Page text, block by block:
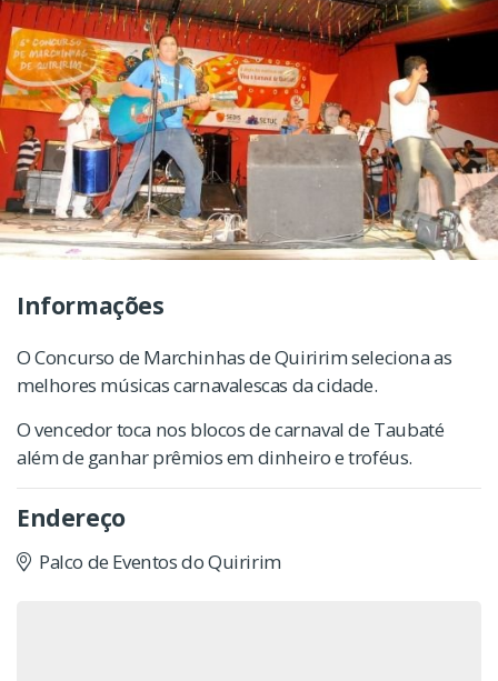
Informações
O Concurso de Marchinhas de Quiririm seleciona as
melhores músicas carnavalescas da cidade.
O vencedor toca nos blocos de carnaval de Taubaté
além de ganhar prêmios em dinheiro e troféus.
Endereço
Palco de Eventos do Quiririm